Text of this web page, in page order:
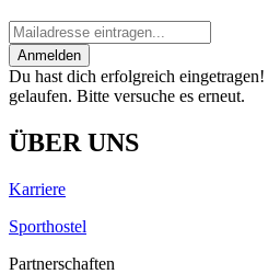
Anmelden
Du hast dich erfolgreich eingetragen!
gelaufen. Bitte versuche es erneut.
ÜBER UNS
Karriere
Sporthostel
Partnerschaften